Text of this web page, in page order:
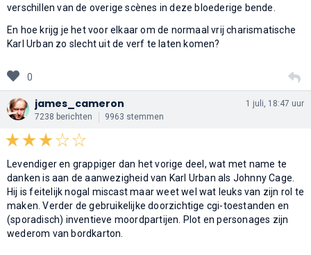
verschillen van de overige scènes in deze bloederige bende.
En hoe krijg je het voor elkaar om de normaal vrij charismatische
Karl Urban zo slecht uit de verf te laten komen?
0
james_cameron
7238 berichten 9963 stemmen
1 juli, 18:47 uur
Levendiger en grappiger dan het vorige deel, wat met name te
danken is aan de aanwezigheid van Karl Urban als Johnny Cage.
Hij is feitelijk nogal miscast maar weet wel wat leuks van zijn rol te
maken. Verder de gebruikelijke doorzichtige cgi-toestanden en
(sporadisch) inventieve moordpartijen. Plot en personages zijn
wederom van bordkarton.